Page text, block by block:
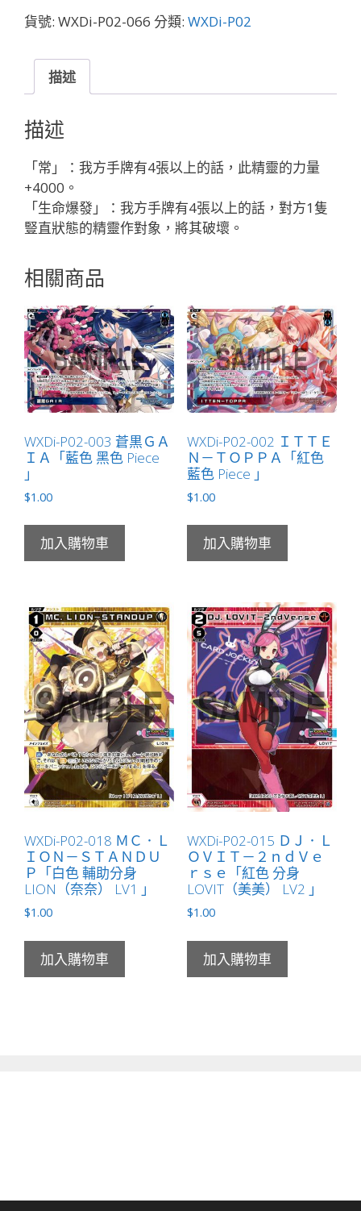
幻
チ
ア
ナ
ゴ
「藍
精
靈
奏
水
LV1
有
LB」
數
量
貨號: WXDi-P02-066 分類: WXDi-P02
描述
描述
「常」：我方手牌有4張以上的話，此精靈的力量
+4000。
「生命爆發」：我方手牌有4張以上的話，對方1隻
豎直狀態的精靈作對象，將其破壞。
相關商品
WXDi-P02-003 蒼黒ＧＡ
ＩＡ「藍色 黑色 Piece
」
$1.00
加入購物車
WXDi-P02-002 ＩＴＴＥ
Ｎ－ＴＯＰＰＡ「紅色
藍色 Piece 」
$1.00
加入購物車
WXDi-P02-018 ＭＣ．Ｌ
ＩＯＮ－ＳＴＡＮＤＵ
Ｐ「白色 輔助分身
LION（奈奈） LV1 」
$1.00
加入購物車
WXDi-P02-015 ＤＪ．Ｌ
ＯＶＩＴ－２ｎｄＶｅ
ｒｓｅ「紅色 分身
LOVIT（美美） LV2 」
$1.00
加入購物車